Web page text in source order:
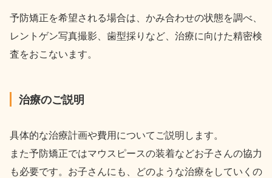
予防矯正を希望される場合は、かみ合わせの状態を調べ、
レントゲン写真撮影、歯型採りなど、治療に向けた精密検
査をおこないます。
治療のご説明
具体的な治療計画や費用についてご説明します。
また予防矯正ではマウスピースの装着などお子さんの協力
も必要です。お子さんにも、どのような治療をしていくの